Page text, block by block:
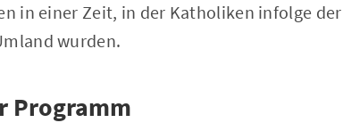
in einer Zeit, in der Katholiken infolge der
wurden.
Programm